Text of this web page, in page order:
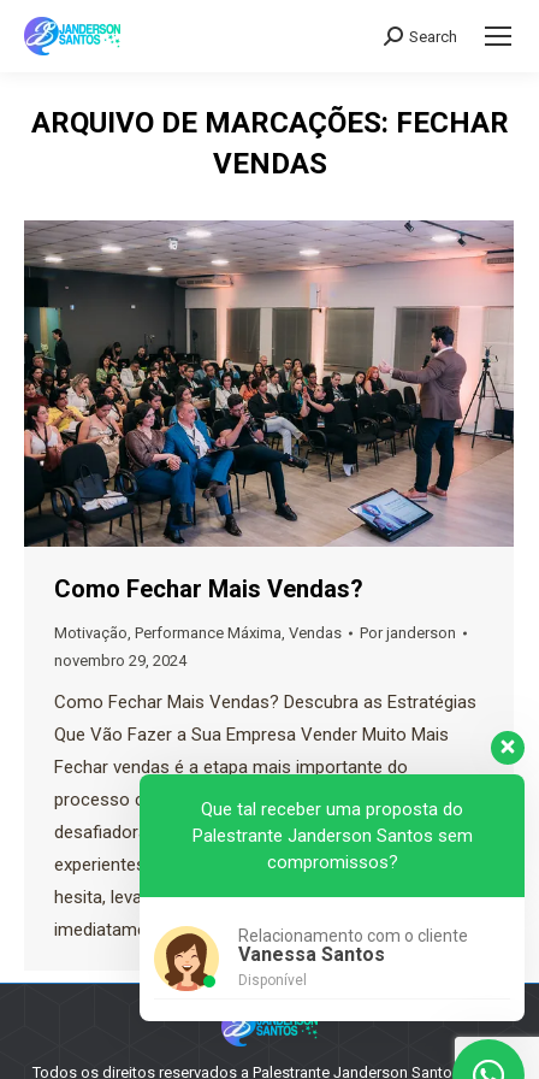
Search:
Search
ARQUIVO DE MARCAÇÕES: FECHAR
VENDAS
Como Fechar Mais Vendas?
Motivação, Performance Máxima, Vendas Porjanderson
novembro 29, 2024
Como Fechar Mais Vendas? Descubra as Estratégias
Que Vão Fazer a Sua Empresa Vender Muito Mais
Fechar vendas é a etapa mais importante do
processo comercial, mas também uma das mais
desafiadoras. Mesmo os vendedores mais
experientes enfrentam situações em que o cliente
hesita, levanta objeções ou não decide
imediatamente. Então, como garantir que você…
Todos os direitos reservados a Palestrante Janderson Santos - 2025
Que tal receber uma proposta do
Palestrante Janderson Santos sem
compromissos?
Relacionamento com o cliente
Vanessa Santos
Disponível